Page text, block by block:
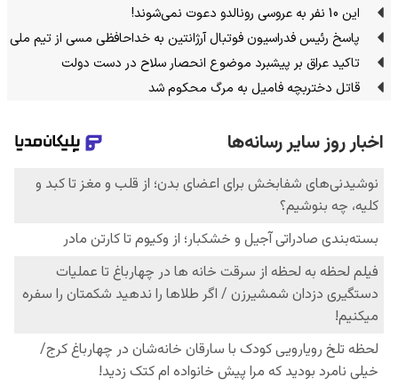
این 10 نفر به عروسی رونالدو دعوت نمی‌شوند!
پاسخ رئیس فدراسیون فوتبال آرژانتین به خداحافظی مسی از تیم ملی
تاکید عراق بر پیشبرد موضوع انحصار سلاح در دست دولت
قاتل دختربچه فامیل به مرگ محکوم شد